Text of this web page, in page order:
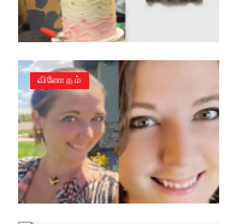
வினோதம்